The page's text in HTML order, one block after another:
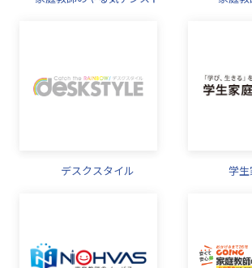
デスクスタイル 学